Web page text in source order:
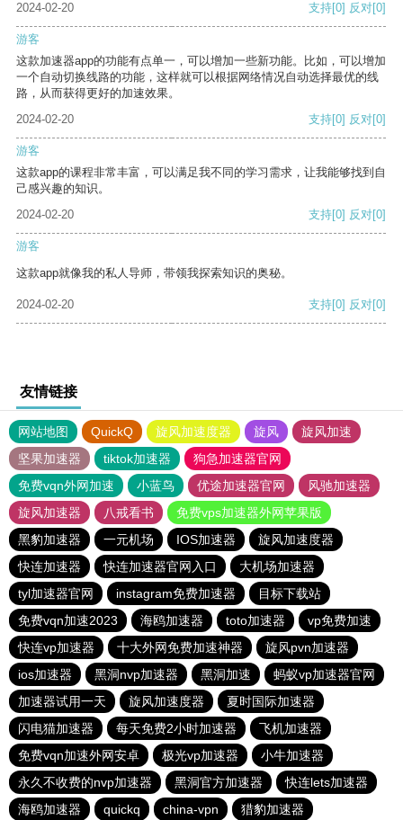
2024-02-20
支持[0] 反对[0]
游客
这款加速器app的功能有点单一，可以增加一些新功能。比如，可以增加
一个自动切换线路的功能，这样就可以根据网络情况自动选择最优的线
路，从而获得更好的加速效果。
2024-02-20
支持[0] 反对[0]
游客
这款app的课程非常丰富，可以满足我不同的学习需求，让我能够找到自
己感兴趣的知识。
2024-02-20
支持[0] 反对[0]
游客
这款app就像我的私人导师，带领我探索知识的奥秘。
2024-02-20 支持[0] 反对[0]
友情链接
网站地图 QuickQ 旋风加速度器 旋风
旋风加速
坚果加速器
tiktok加速器
狗急加速器官网
免费vqn外网加速
小蓝鸟 优途加速器官网
风驰加速器
旋风加速器
八戒看书
免费vps加速器外网苹果版
黑豹加速器
一元机场 IOS加速器
旋风加速度器
快连加速器
快连加速器官网入口
大机场加速器
tyl加速器官网
instagram免费加速器
目标下载站
免费vqn加速2023
海鸥加速器 toto加速器
vp免费加速
快连vp加速器
十大外网免费加速神器
旋风pvn加速器
ios加速器
黑洞nvp加速器 黑洞加速
蚂蚁vp加速器官网
加速器试用一天
旋风加速度器
夏时国际加速器
闪电猫加速器
每天免费2小时加速器
飞机加速器
免费vqn加速外网安卓
极光vp加速器
小牛加速器
永久不收费的nvp加速器
黑洞官方加速器
快连lets加速器
海鸥加速器
quickq china-vpn 猎豹加速器